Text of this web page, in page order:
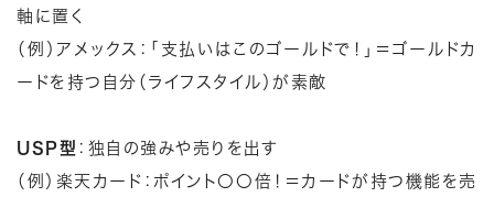
軸に置く
（例）アメックス：「支払いはこのゴールドで！」＝ゴールドカ
ードを持つ自分（ライフスタイル）が素敵
USP型 ：独自の強みや売りを出す
（例）楽天カード：ポイント〇〇倍！＝カードが持つ機能を売